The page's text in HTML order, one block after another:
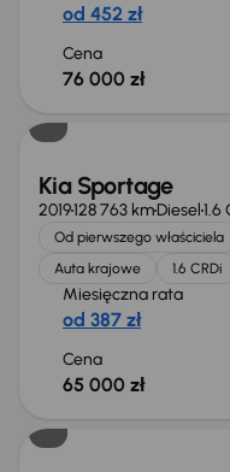
od 452 zł
Cena
76 000 zł
Możliwość odliczenia
Kia Sportage
2019128 763 kmDiesel1.6
Od pierwszego właściciela
Auta krajowe
1.6 CRDi
Miesięczna rata
od 387 zł
Cena
65 000 zł
Taniej o 2 000 zł